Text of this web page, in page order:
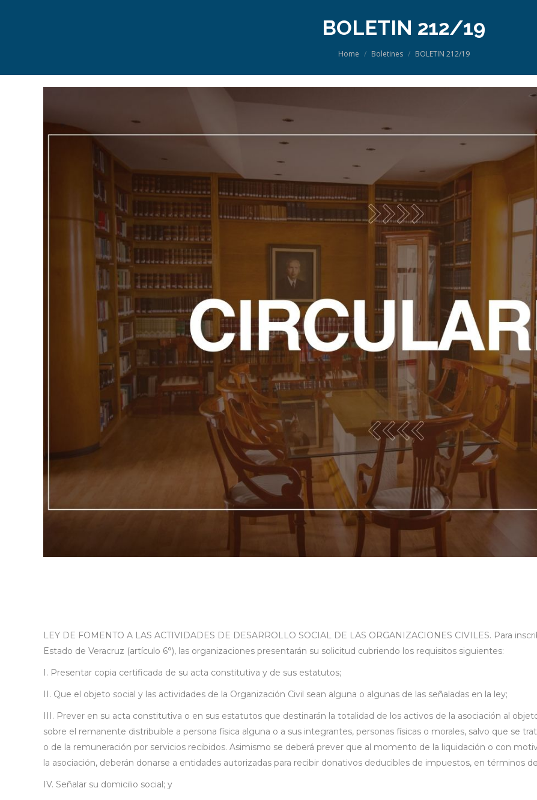
BOLETIN 212/19
You are here:
Home Boletines BOLETIN 212/19
LEY DE FOMENTO A LAS ACTIVIDADES DE DESARROLLO SOCIAL DE LAS ORGANIZACIONES CIVILES. Para
Estado de Veracruz (artículo 6°), las organizaciones presentarán su solicitud cubriendo los requisitos siguientes:
I. Presentar copia certificada de su acta constitutiva y de sus estatutos;
II. Que el objeto social y las actividades de la Organización Civil sean alguna o algunas de las señaladas en la ley;
III. Prever en su acta constitutiva o en sus estatutos que destinarán la totalidad de los activos de la asociación al
sobre el remanente distribuible a persona física alguna o a sus integrantes, personas físicas o morales, salvo que se
o de la remuneración por servicios recibidos. Asimismo se deberá prever que al momento de la liquidación o con
la asociación, deberán donarse a entidades autorizadas para recibir donativos deducibles de impuestos, en términos
IV. Señalar su domicilio social; y